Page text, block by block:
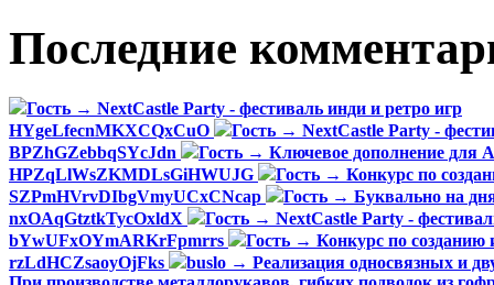
Последние
Гость → NextCastle Party - фестиваль инди и ретро игр
HYgeLfecnMKXCQxCuO
Гость → NextCastle Party -
BPZhGZebbqSYcJdn
Гость → Ключевое дополнение для
HPZqLlWsZKMDLsGiHWUJG
Гость → Конкурс по
SZPmHVrvDIbgVmyUCxCNcap
Гость → Буквально на
nxOAqGtztkTycOxldX
Гость → NextCastle Party -
bYwUFxOYmARKrFpmrrs
Гость → Конкурс по созданию
rzLdHCZsaoyOjFks
buslo → Реализация односвязных и